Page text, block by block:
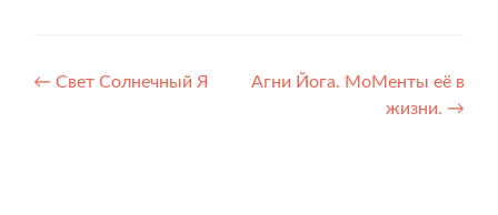
Навигация
← Свет Солнечный Я
Агни Йога. МоМенты её в
жизни. →